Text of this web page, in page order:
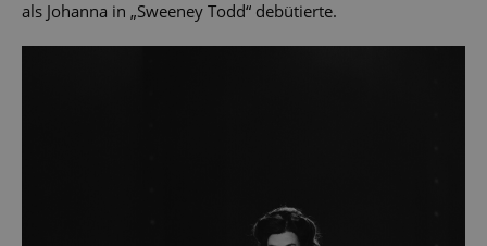
als Johanna in „Sweeney Todd“ debütierte.